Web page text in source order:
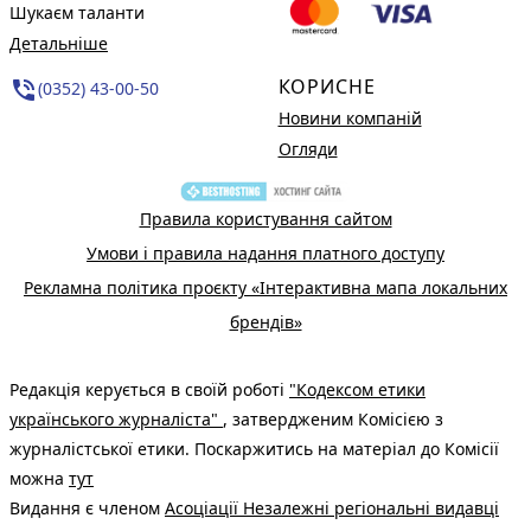
Шукаєм таланти
Детальніше
phone_in_talk(0352) 43-00-50 КОРИСНЕ
Новини компаній
Огляди
Правила користування сайтом
Умови і правила надання платного доступу
Рекламна політика проєкту «Інтерактивна мапа локальних
брендів»
Редакція керується в своїй роботі "Кодексом етики
українського журналіста" , затвердженим Комісією з
журналістської етики. Поскаржитись на матеріал до Комісії
можна тут
Видання є членом Асоціації Незалежні регіональні видавці